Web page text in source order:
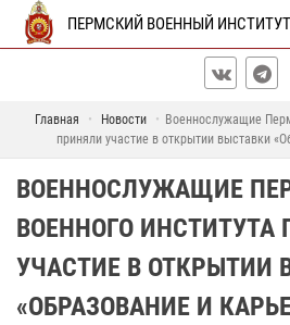
ПЕРМСКИЙ ВОЕННЫЙ
Главная Новости
Военнослужащие
приняли участие в открытии выставки
ВОЕННОСЛУЖАЩИЕ
ВОЕННОГО ИНСТИТУТА
УЧАСТИЕ В ОТКРЫТИИ
«ОБРАЗОВАНИЕ И